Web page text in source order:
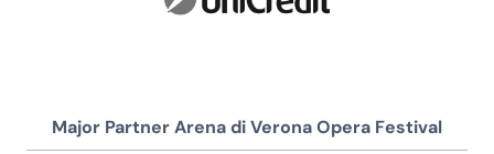
Major Partner Arena di Verona Opera Festival